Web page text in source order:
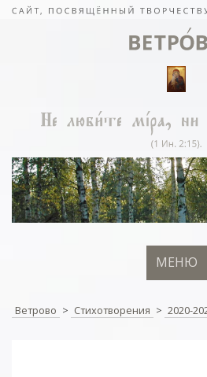
МЕНЮ
Ветрово > Стихотворения > 2020-